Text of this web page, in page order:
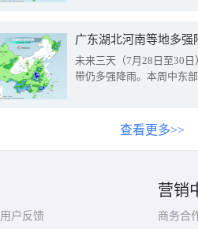
广东湖北河南等地多
未来三天（7月28日至30
带仍多强降雨。本周中东
查看更多>>
用户反馈
营销
商务合